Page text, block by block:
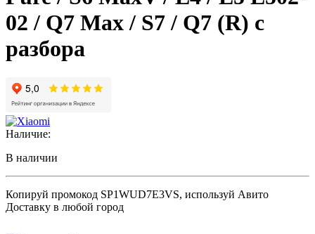
02 / Q7 Max / S7 / Q7 (R) с
разбора
Наличие:
В наличии
Копируй промокод SP1WUD7E3VS, используй Авито
Доставку в любой город